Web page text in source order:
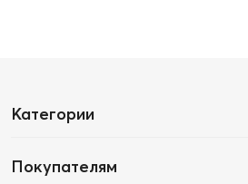
Категории
Покупателям